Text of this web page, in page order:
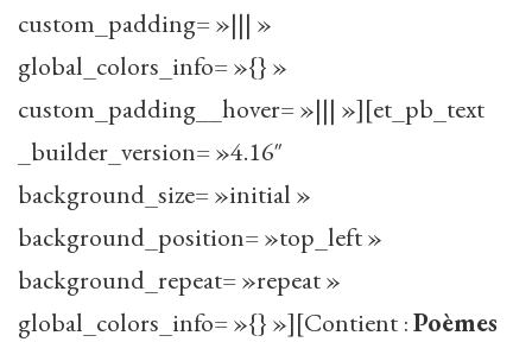
custom_padding= »||| »
global_colors_info= »{} »
custom_padding__hover= »||| »][et_pb_text
_builder_version= »4.16″
background_size= »initial »
background_position= »top_left »
background_repeat= »repeat »
global_colors_info= »{} »][Contient :Poèmes